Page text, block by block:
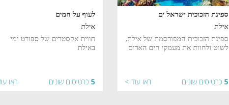
ספינת הזכוכית ישראל ים
אילת
ספינת הזכוכית המפורסמת של אילת,
לשוט ולחוות את מעמקי הים האדום
5 כרטיסים שונים ראו עוד >
לעוף על המים
אילת
חווית אקסטרים של ספורט ימי
באילת
5 כרטיסים שונים ראו